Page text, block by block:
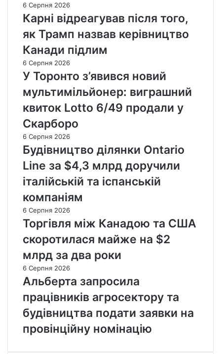
6 Серпня 2026
Карні відреагував після того,
як Трамп назвав керівництво
Канади підлим
6 Серпня 2026
У Торонто з’явився новий
мультимільйонер: виграшний
квиток Lotto 6/49 продали у
Скарборо
6 Серпня 2026
Будівництво ділянки Ontario
Line за $4,3 млрд доручили
італійській та іспанській
компаніям
6 Серпня 2026
Торгівля між Канадою та США
скоротилася майже на $2
млрд за два роки
6 Серпня 2026
Альберта запросила
працівників агросектору та
будівництва подати заявки на
провінційну номінацію